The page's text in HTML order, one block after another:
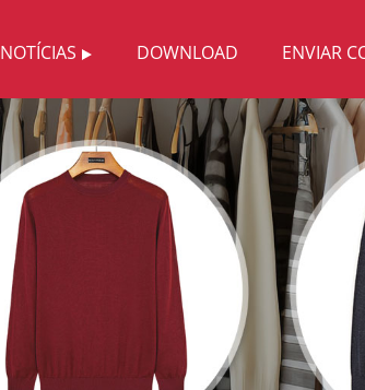
NOTÍCIAS DOWNLOAD ENVIAR